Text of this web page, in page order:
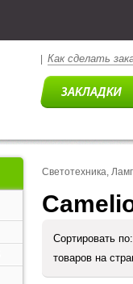
Как сделать
Светотехника,
Сортировать
товаров на